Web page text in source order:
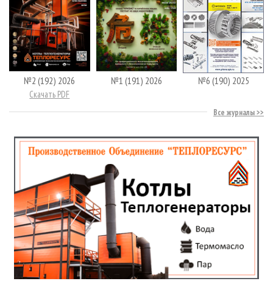
№2 (192) 2026
Скачать PDF
№1 (191) 2026 №6 (190) 2025
Все журналы